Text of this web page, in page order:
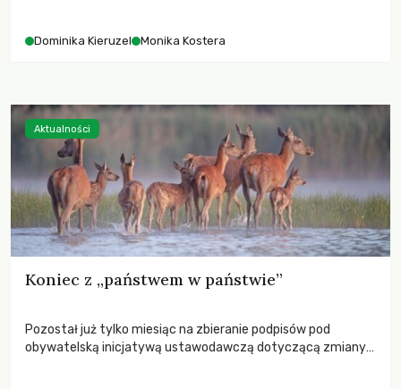
Dominika Kieruzel Monika Kostera
Koniec z „państwem w państwie”
Pozostał już tylko miesiąc na zbieranie podpisów pod
obywatelską inicjatywą ustawodawczą dotyczącą zmiany
Aktualności